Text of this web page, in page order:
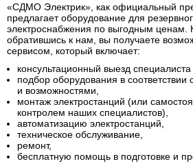
«СДМО Электрик», как официальный
предлагает оборудование для
электроснабжения по выгодным ценам.
обратившись к нам, вы получаете
сервисом, который включает:
консультационный выезд специалиста
подбор оборудования в
и возможностями,
монтаж электростанций (или
контролем наших специалистов),
автоматизацию электростанций,
техническое обслуживание,
ремонт,
бесплатную помощь в подготовке и